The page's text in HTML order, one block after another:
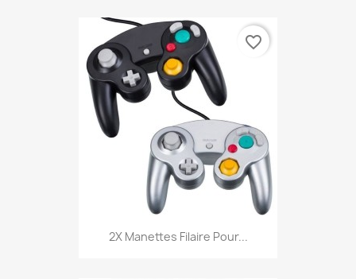
2X Manettes Filaire Pour...
favorite_border